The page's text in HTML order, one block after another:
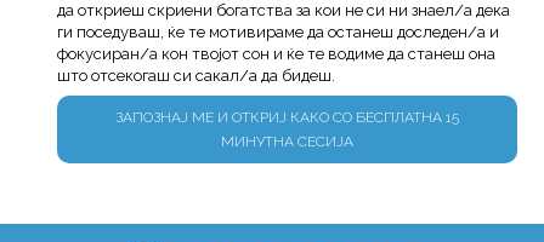
да откриеш скриени богатства за кои не си ни знаел/а дека
ги поседуваш, ќе те мотивираме да останеш доследен/а и
фокусиран/а кон твојот сон и ќе те водиме да станеш она
што отсекогаш си сакал/а да бидеш.
ЗАПОЗНАЈ МЕ И ОТКРИЈ КАКО СО БЕСПЛАТНА 15
МИНУТНА СЕСИЈА